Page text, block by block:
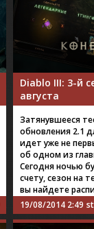
Diablo III: 3-й
августа
Затянувшееся
обновления 2.1
идет уже не
об одном из
Сегодня ночью
счету, сезон на
вы найдете
19/08/2014 2:49